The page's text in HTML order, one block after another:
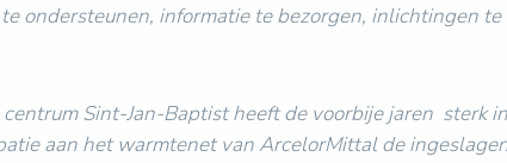
ondersteunen, informatie te bezorgen, inlichtingen te
centrum Sint-Jan-Baptist heeft de voorbije jaren sterk
aan het warmtenet van ArcelorMittal de